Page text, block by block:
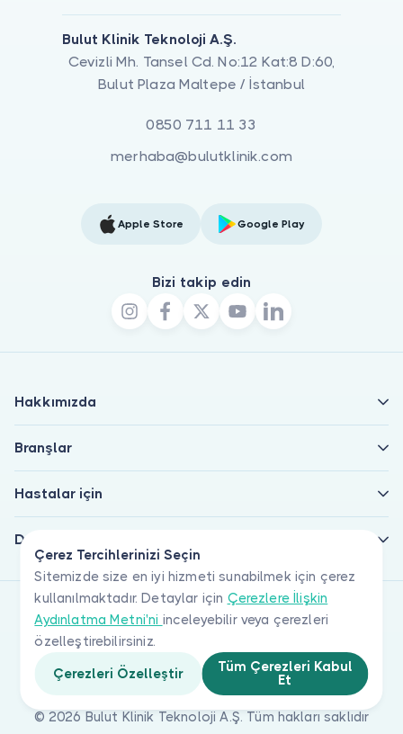
Çerez Tercihlerinizi Seçin
Sitemizde size en iyi hizmeti sunabilmek için çerez
kullanılmaktadır. Detaylar için Çerezlere İlişkin
Aydınlatma Metni'ni inceleyebilir veya çerezleri
özelleştirebilirsiniz.
Çerezleri Özelleştir
Tüm Çerezleri Kabul
Et
Bulut Klinik Teknoloji A.Ş.
Cevizli Mh. Tansel Cd. No:12 Kat:8 D:60,
Bulut Plaza Maltepe / İstanbul
0850 711 11 33
merhaba@bulutklinik.com
Apple Store Google Play
Bizi takip edin
Hakkımızda
Branşlar
Hastalar için
Doktorlar için
© 2026 Bulut Klinik Teknoloji A.Ş. Tüm hakları saklıdır